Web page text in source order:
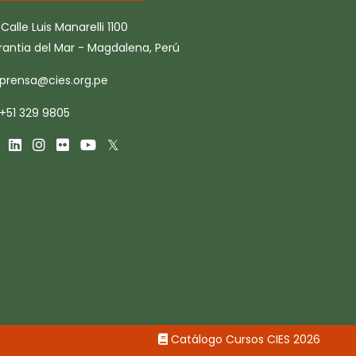
Calle Luis Manarelli 1100
del Mar - Magdalena, Perú
prensa@cies.org.pe
+51 329 9805
Catálogo Cursos CIES 2026